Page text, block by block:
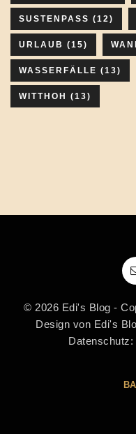
SUSTENPASS (12)
URLAUB (15)
WASSERFÄLLE (13)
WITTHOH (13)
© 2026 Edi's Blog -
Design von Edi's
Datenschutz: